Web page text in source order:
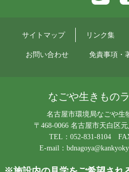
サイトマップ リンク集
お問い合わせ 免責事項・
なごや生きもの
名古屋市環境局なごや生
〒468-0066 名古屋市天白区
TEL：052-831-8104
E-mail：